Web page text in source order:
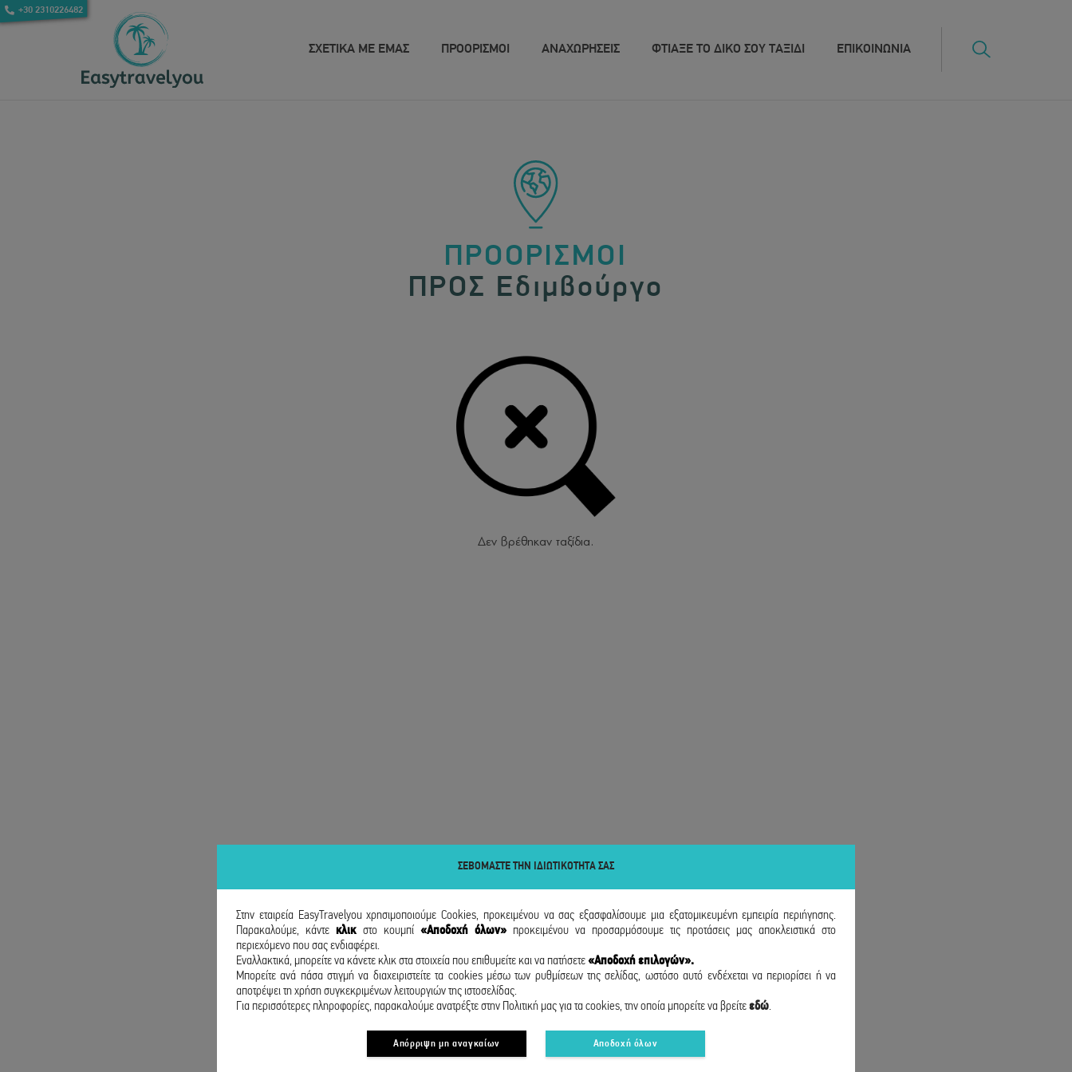
+30 2310226482
ΣΧΕΤΙΚΑ ΜΕ ΕΜΑΣ ΠΡΟΟΡΙΣΜΟΙ ΑΝΑΧΩΡΗΣΕΙΣ ΦΤΙΑΞΕ ΤΟ ΔΙΚΟ ΣΟΥ ΤΑΞΙΔΙ ΕΠΙΚΟΙΝΩΝΙΑ
ΠΡΟΟΡΙΣΜΟΙ
ΠΡΟΣ Εδιμβούργο
Δεν βρέθηκαν ταξίδια.
ΣΕΒΟΜΑΣΤΕ ΤΗΝ ΙΔΙΩΤΙΚΟΤΗΤΑ ΣΑΣ
Στην εταιρεία EasyTravelyou χρησιμοποιούμε Cookies, προκειμένου να σας εξασφαλίσουμε μια εξατομικευμένη εμπειρία περιήγησης.
Παρακαλούμε, κάντε κλικ στο κουμπί «Αποδοχή όλων» προκειμένου να προσαρμόσουμε τις προτάσεις μας αποκλειστικά στο
περιεχόμενο που σας ενδιαφέρει.
Εναλλακτικά, μπορείτε να κάνετε κλικ στα στοιχεία που επιθυμείτε και να πατήσετε«Αποδοχή επιλογών».
Μπορείτε ανά πάσα στιγμή να διαχειριστείτε τα cookies μέσω των ρυθμίσεων της σελίδας, ωστόσο αυτό ενδέχεται να περιορίσει ή να
αποτρέψει τη χρήση συγκεκριμένων λειτουργιών της ιστοσελίδας.
Για περισσότερες πληροφορίες, παρακαλούμε ανατρέξτε στην Πολιτική μας για τα cookies, την οποία μπορείτε να βρείτεεδώ.
Απόρριψη μη αναγκαίων Αποδοχή όλων